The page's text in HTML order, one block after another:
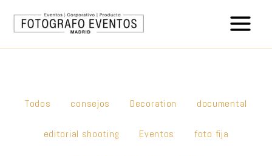
posts
Todos consejos Decoration documental
editorial shooting Eventos foto fija